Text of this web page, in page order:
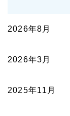
2026年8月
2026年3月
2025年11月